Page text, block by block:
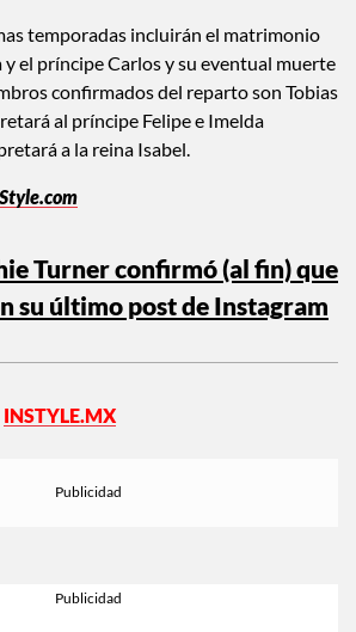
temporadas incluirán el matrimonio
y el príncipe Carlos y su eventual muerte
confirmados del reparto son Tobias
al príncipe Felipe e Imelda
a la reina Isabel.
Turner confirmó (al fin) que
su último post de Instagram
INSTYLE.MX